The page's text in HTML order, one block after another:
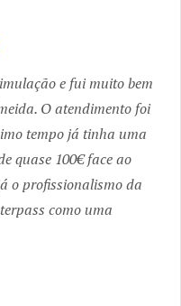
e fui muito bem
O atendimento foi
tempo já tinha uma
quase 100€ face ao
o profissionalismo da
como uma